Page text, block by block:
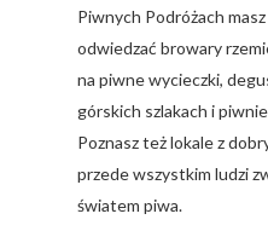
Piwnych Podróżach masz
odwiedzać browary
na piwne wycieczki,
górskich szlakach i
Poznasz też lokale z
przede wszystkim ludzi
światem piwa.